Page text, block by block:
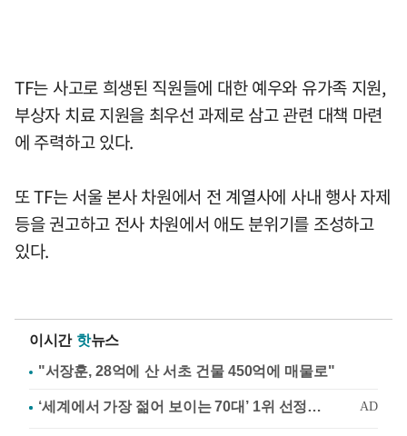
TF는 사고로 희생된 직원들에 대한 예우와 유가족 지원,
부상자 치료 지원을 최우선 과제로 삼고 관련 대책 마련
에 주력하고 있다.
또 TF는 서울 본사 차원에서 전 계열사에 사내 행사 자제
등을 권고하고 전사 차원에서 애도 분위기를 조성하고
있다.
이시간 핫뉴스
"서장훈, 28억에 산 서초 건물 450억에 매물로"